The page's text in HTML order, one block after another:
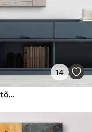
14
Abstraktne maja imitatsioon pintslitõmme